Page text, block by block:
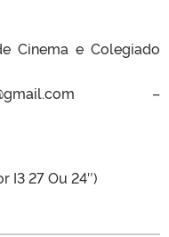
Cinema e Colegiado
–
I3 27 Ou 24″)